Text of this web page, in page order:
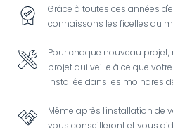
Image
Grâce à toutes ces années
connaissons les ficelles du
Image
Pour chaque nouveau
projet qui veille à ce que
installée dans les moindres
Image
Même après l'installation de
vous conseilleront et vous